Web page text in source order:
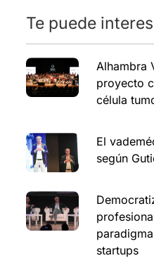
Te puede
Alhambra
proyecto
célula
El
según
startups